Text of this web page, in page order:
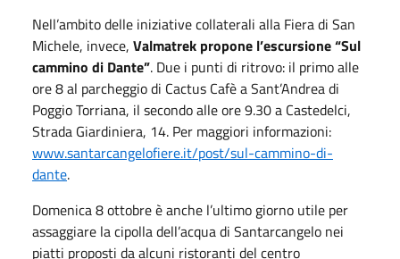
Nell’ambito delle iniziative collaterali alla Fiera di San
Michele, invece, Valmatrek propone l’escursione “Sul
cammino di Dante”. Due i punti di ritrovo: il primo alle
ore 8 al parcheggio di Cactus Cafè a Sant’Andrea di
Poggio Torriana, il secondo alle ore 9.30 a Castedelci,
Strada Giardiniera, 14. Per maggiori informazioni:
www.santarcangelofiere.it/post/sul-cammino-di-
dante.
Domenica 8 ottobre è anche l’ultimo giorno utile per
assaggiare la cipolla dell’acqua di Santarcangelo nei
piatti proposti da alcuni ristoranti del centro